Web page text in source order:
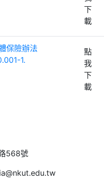
下
載
保險辦法
1.
點
我
下
載
568號